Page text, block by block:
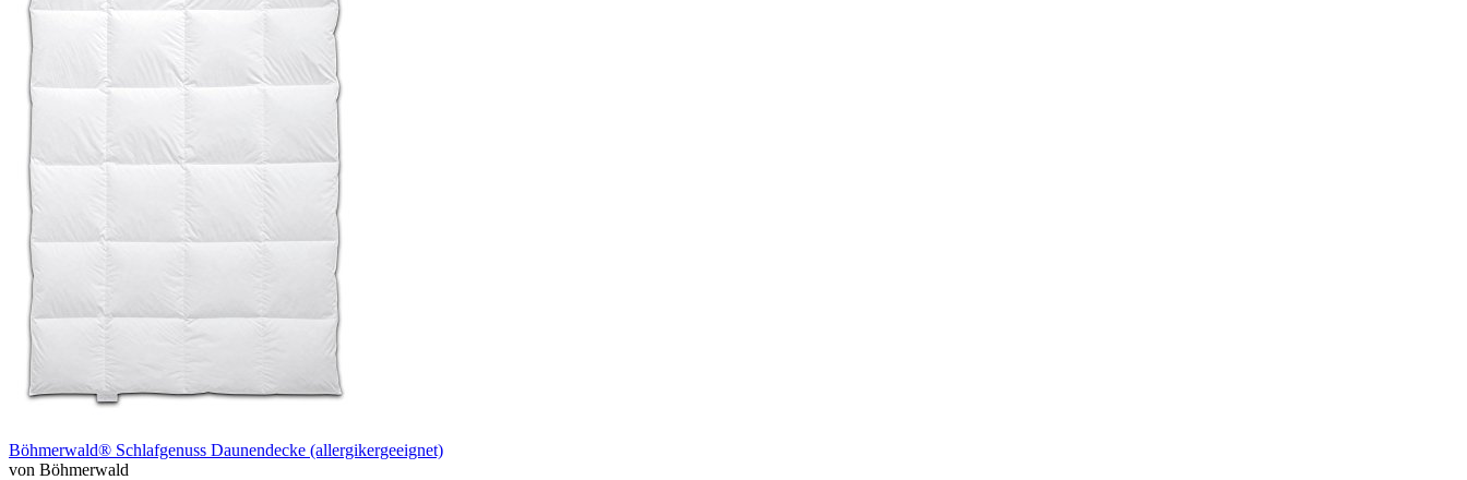
Böhmerwald® Schlafgenuss Daunendecke (allergikergeeignet)
von Böhmerwald